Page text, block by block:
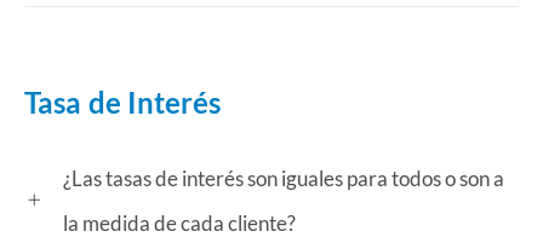
Tasa de Interés
¿Las tasas de interés son iguales para todos o son a
la medida de cada cliente?